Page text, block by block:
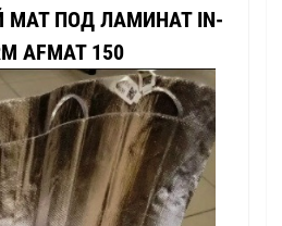
ПОД ЛАМИНАТ IN-
AFMAT 150